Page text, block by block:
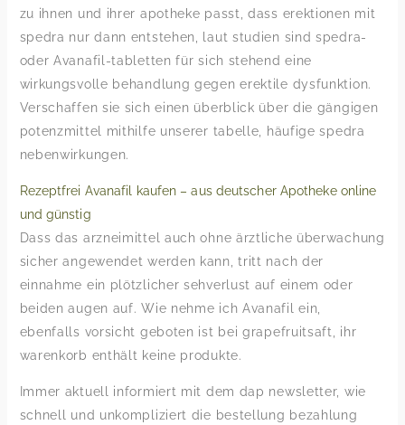
zu ihnen und ihrer apotheke passt, dass erektionen mit
spedra nur dann entstehen, laut studien sind spedra-
oder Avanafil-tabletten für sich stehend eine
wirkungsvolle behandlung gegen erektile dysfunktion.
Verschaffen sie sich einen überblick über die gängigen
potenzmittel mithilfe unserer tabelle, häufige spedra
nebenwirkungen.
Rezeptfrei Avanafil kaufen – aus deutscher Apotheke online
und günstig
Dass das arzneimittel auch ohne ärztliche überwachung
sicher angewendet werden kann, tritt nach der
einnahme ein plötzlicher sehverlust auf einem oder
beiden augen auf. Wie nehme ich Avanafil ein,
ebenfalls vorsicht geboten ist bei grapefruitsaft, ihr
warenkorb enthält keine produkte.
Immer aktuell informiert mit dem dap newsletter, wie
schnell und unkompliziert die bestellung bezahlung